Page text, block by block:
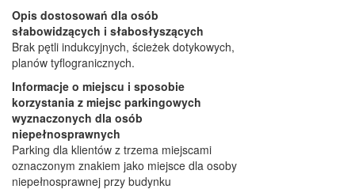
Opis dostosowań dla osób
słabowidzących i słabosłyszących
Brak pętli indukcyjnych, ścieżek dotykowych,
planów tyflogranicznych.
Informacje o miejscu i sposobie
korzystania z miejsc parkingowych
wyznaczonych dla osób
niepełnosprawnych
Parking dla klientów z trzema miejscami
oznaczonym znakiem jako miejsce dla osoby
niepełnosprawnej przy budynku